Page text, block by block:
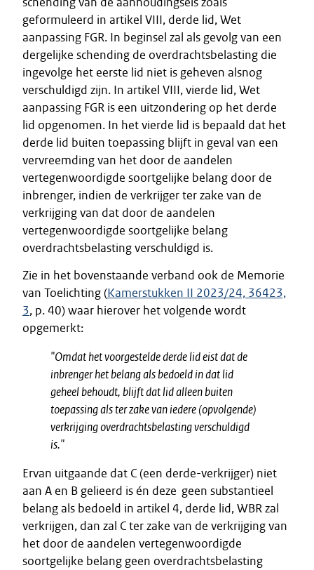
geformuleerd in artikel VIII, derde lid, Wet
aanpassing FGR. In beginsel zal als gevolg van een
dergelijke schending de overdrachtsbelasting die
ingevolge het eerste lid niet is geheven alsnog
verschuldigd zijn. In artikel VIII, vierde lid, Wet
aanpassing FGR is een uitzondering op het derde
lid opgenomen. In het vierde lid is bepaald dat het
derde lid buiten toepassing blijft in geval van een
vervreemding van het door de aandelen
vertegenwoordigde soortgelijke belang door de
inbrenger, indien de verkrijger ter zake van de
verkrijging van dat door de aandelen
vertegenwoordigde soortgelijke belang
overdrachtsbelasting verschuldigd is.
Zie in het bovenstaande verband ook de Memorie
van Toelichting (Kamerstukken II 2023/24, 36423,
3, p. 40) waar hierover het volgende wordt
opgemerkt:
"Omdat het voorgestelde derde lid eist dat de
inbrenger het belang als bedoeld in dat lid
geheel behoudt, blijft dat lid alleen buiten
toepassing als ter zake van iedere (opvolgende)
verkrijging overdrachtsbelasting verschuldigd
is."
Ervan uitgaande dat C (een derde-verkrijger) niet
aan A en B gelieerd is én deze geen substantieel
belang als bedoeld in artikel 4, derde lid, WBR zal
verkrijgen, dan zal C ter zake van de verkrijging van
het door de aandelen vertegenwoordigde
soortgelijke belang geen overdrachtsbelasting